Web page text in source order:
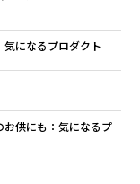
になるプロダクト
お供にも：気になるプ